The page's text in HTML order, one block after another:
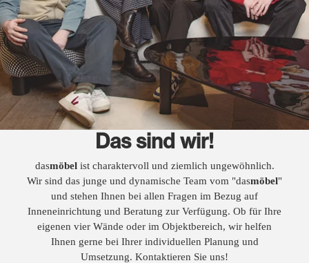
Das sind wir!
dasmöbelist charaktervoll und ziemlich ungewöhnlich.
Wir sind das junge und dynamische Team vom "dasmöbel"
und stehen Ihnen bei allen Fragen im Bezug auf
Inneneinrichtung und Beratung zur Verfügung. Ob für Ihre
eigenen vier Wände oder im Objektbereich, wir helfen
Ihnen gerne bei Ihrer individuellen Planung und
Umsetzung. Kontaktieren Sie uns!